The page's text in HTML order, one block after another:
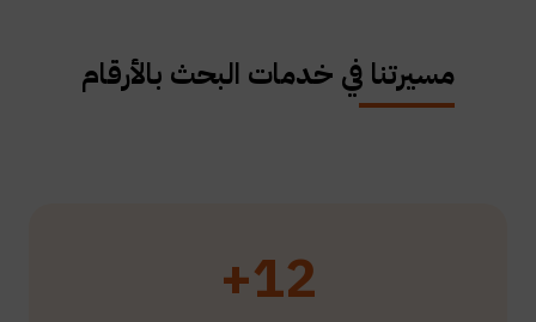
مسيرتنا في خدمات البحث بالأرقام
12+